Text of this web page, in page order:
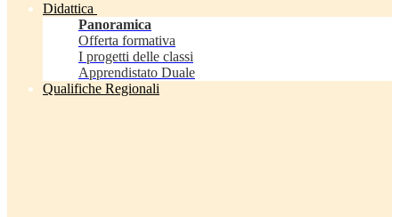
Didattica
Panoramica
Offerta formativa
I progetti delle classi
Apprendistato Duale
Qualifiche Regionali